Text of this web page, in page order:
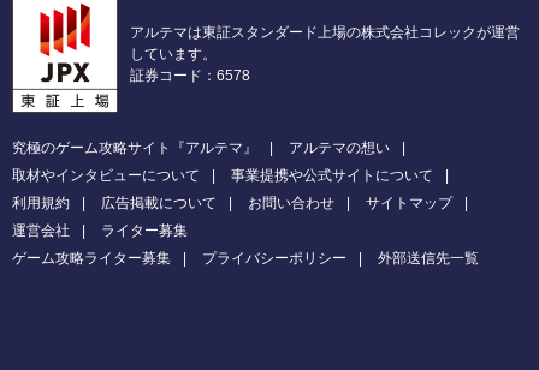
アルテマは東証スタンダード上場の株式会社コレックが運営
しています。
証券コード：6578
究極のゲーム攻略サイト『アルテマ』
アルテマの想い
取材やインタビューについて
事業提携や公式サイトについて
利用規約
広告掲載について お問い合わせ
サイトマップ
運営会社
ライター募集
ゲーム攻略ライター募集
プライバシーポリシー 外部送信先一覧